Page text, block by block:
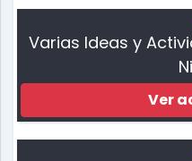
Varias Ideas y
Ver